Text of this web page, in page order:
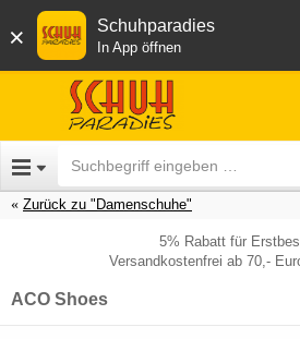
× Schuhparadies
In App öffnen
Zurück zu "Damenschuhe"
5% Rabatt für
Versandkostenfrei ab 70,-
ACO Shoes